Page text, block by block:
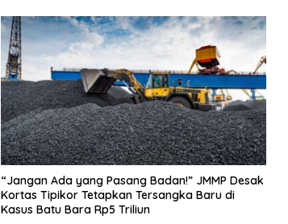
“Jangan Ada yang Pasang Badan!” JMMP Desak
Kortas Tipikor Tetapkan Tersangka Baru di
Kasus Batu Bara Rp5 Triliun